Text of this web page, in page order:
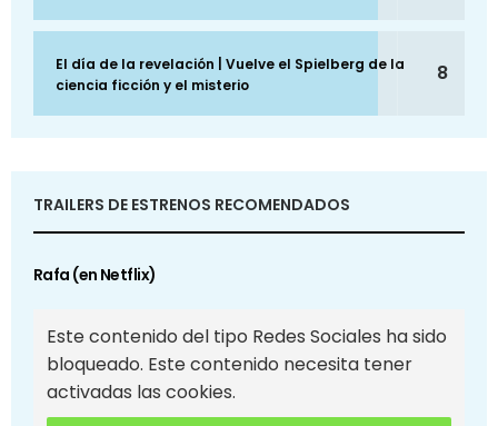
El día de la revelación | Vuelve el Spielberg de la
ciencia ficción y el misterio
8
TRAILERS DE ESTRENOS RECOMENDADOS
Rafa (en Netflix)
Este contenido del tipo Redes Sociales ha sido
bloqueado. Este contenido necesita tener
activadas las cookies.